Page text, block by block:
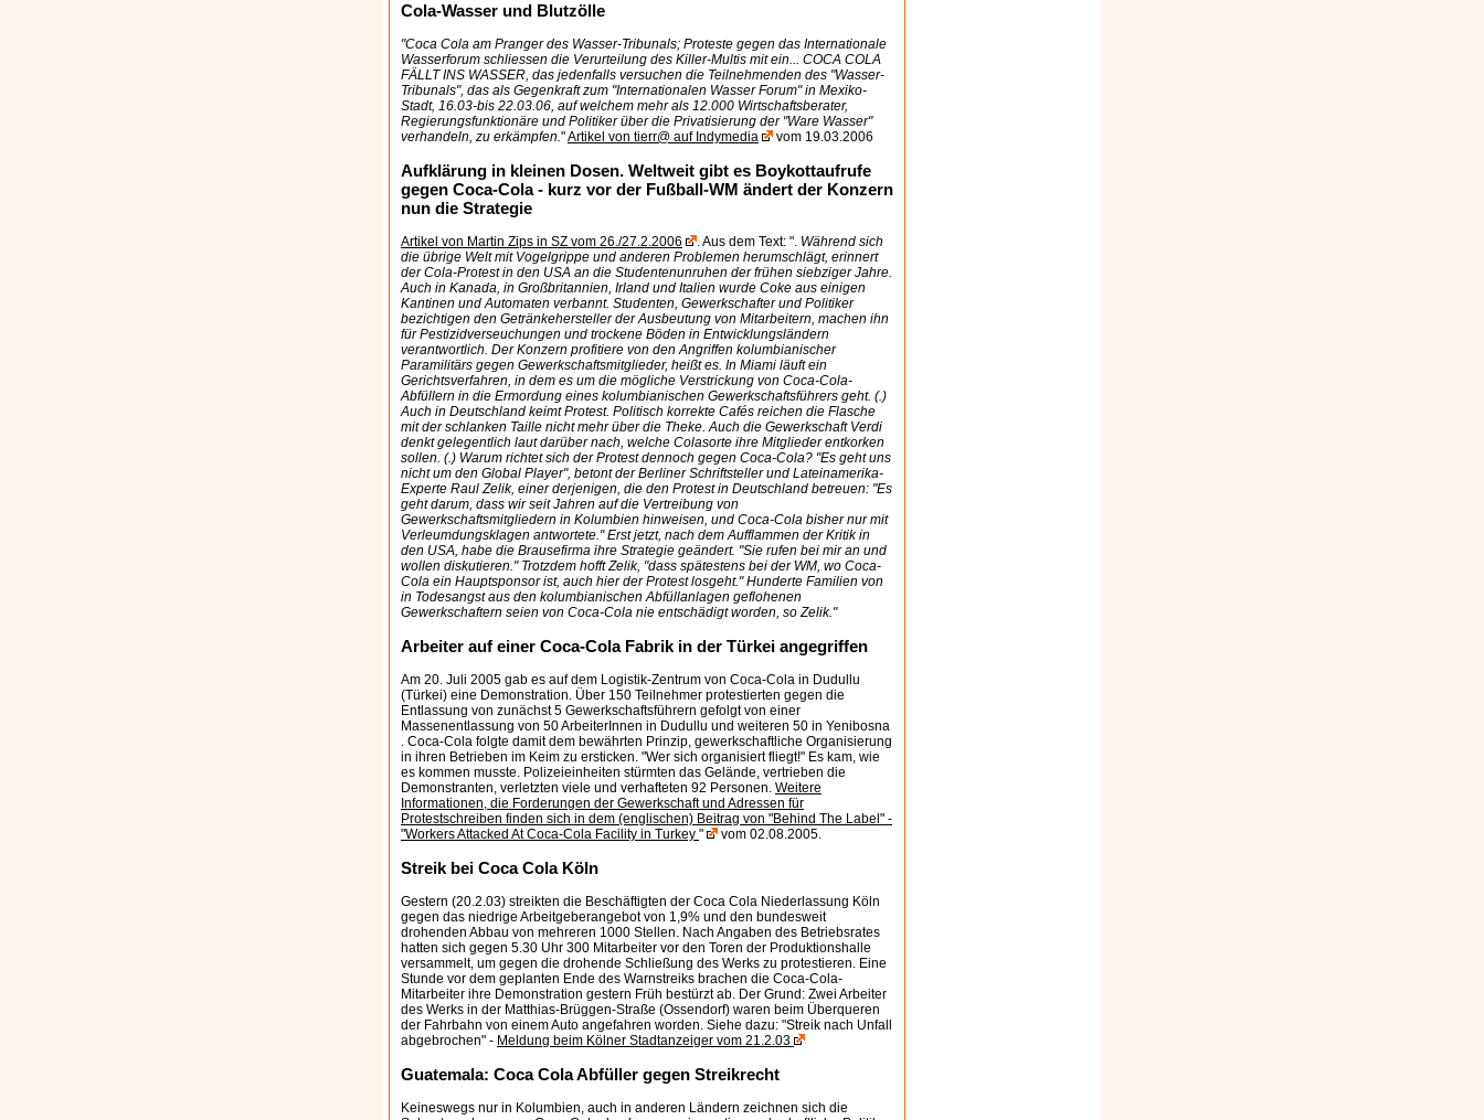
Cola-Wasser und Blutzölle
"Coca Cola am Pranger des Wasser-Tribunals; Proteste gegen das Internationale
Wasserforum schliessen die Verurteilung des Killer-Multis mit ein... COCA COLA
FÄLLT INS WASSER, das jedenfalls versuchen die Teilnehmenden des "Wasser-
Tribunals", das als Gegenkraft zum "Internationalen Wasser Forum" in Mexiko-
Stadt, 16.03-bis 22.03.06, auf welchem mehr als 12.000 Wirtschaftsberater,
Regierungsfunktionäre und Politiker über die Privatisierung der "Ware Wasser"
verhandeln, zu erkämpfen."Artikel von tierr@ auf Indymedia vom 19.03.2006
Aufklärung in kleinen Dosen. Weltweit gibt es Boykottaufrufe
gegen Coca-Cola - kurz vor der Fußball-WM ändert der Konzern
nun die Strategie
Artikel von Martin Zips in SZ vom 26./27.2.2006 . Aus dem Text: ". Während sich
die übrige Welt mit Vogelgrippe und anderen Problemen herumschlägt, erinnert
der Cola-Protest in den USA an die Studentenunruhen der frühen siebziger Jahre.
Auch in Kanada, in Großbritannien, Irland und Italien wurde Coke aus einigen
Kantinen und Automaten verbannt. Studenten, Gewerkschafter und Politiker
bezichtigen den Getränkehersteller der Ausbeutung von Mitarbeitern, machen ihn
für Pestizidverseuchungen und trockene Böden in Entwicklungsländern
verantwortlich. Der Konzern profitiere von den Angriffen kolumbianischer
Paramilitärs gegen Gewerkschaftsmitglieder, heißt es. In Miami läuft ein
Gerichtsverfahren, in dem es um die mögliche Verstrickung von Coca-Cola-
Abfüllern in die Ermordung eines kolumbianischen Gewerkschaftsführers geht. (.)
Auch in Deutschland keimt Protest. Politisch korrekte Cafés reichen die Flasche
mit der schlanken Taille nicht mehr über die Theke. Auch die Gewerkschaft Verdi
denkt gelegentlich laut darüber nach, welche Colasorte ihre Mitglieder entkorken
sollen. (.) Warum richtet sich der Protest dennoch gegen Coca-Cola? "Es geht uns
nicht um den Global Player", betont der Berliner Schriftsteller und Lateinamerika-
Experte Raul Zelik, einer derjenigen, die den Protest in Deutschland betreuen: "Es
geht darum, dass wir seit Jahren auf die Vertreibung von
Gewerkschaftsmitgliedern in Kolumbien hinweisen, und Coca-Cola bisher nur mit
Verleumdungsklagen antwortete." Erst jetzt, nach dem Aufflammen der Kritik in
den USA, habe die Brausefirma ihre Strategie geändert. "Sie rufen bei mir an und
wollen diskutieren." Trotzdem hofft Zelik, "dass spätestens bei der WM, wo Coca-
Cola ein Hauptsponsor ist, auch hier der Protest losgeht." Hunderte Familien von
in Todesangst aus den kolumbianischen Abfüllanlagen geflohenen
Gewerkschaftern seien von Coca-Cola nie entschädigt worden, so Zelik."
Arbeiter auf einer Coca-Cola Fabrik in der Türkei angegriffen
Am 20. Juli 2005 gab es auf dem Logistik-Zentrum von Coca-Cola in Dudullu
(Türkei) eine Demonstration. Über 150 Teilnehmer protestierten gegen die
Entlassung von zunächst 5 Gewerkschaftsführern gefolgt von einer
Massenentlassung von 50 ArbeiterInnen in Dudullu und weiteren 50 in Yenibosna
. Coca-Cola folgte damit dem bewährten Prinzip, gewerkschaftliche Organisierung
in ihren Betrieben im Keim zu ersticken. "Wer sich organisiert fliegt!" Es kam, wie
es kommen musste. Polizeieinheiten stürmten das Gelände, vertrieben die
Demonstranten, verletzten viele und verhafteten 92 Personen. Weitere
Informationen, die Forderungen der Gewerkschaft und Adressen für
Protestschreiben finden sich in dem (englischen) Beitrag von "Behind The Label" -
"Workers Attacked At Coca-Cola Facility in Turkey " vom 02.08.2005.
Streik bei Coca Cola Köln
Gestern (20.2.03) streikten die Beschäftigten der Coca Cola Niederlassung Köln
gegen das niedrige Arbeitgeberangebot von 1,9% und den bundesweit
drohenden Abbau von mehreren 1000 Stellen. Nach Angaben des Betriebsrates
hatten sich gegen 5.30 Uhr 300 Mitarbeiter vor den Toren der Produktionshalle
versammelt, um gegen die drohende Schließung des Werks zu protestieren. Eine
Stunde vor dem geplanten Ende des Warnstreiks brachen die Coca-Cola-
Mitarbeiter ihre Demonstration gestern Früh bestürzt ab. Der Grund: Zwei Arbeiter
des Werks in der Matthias-Brüggen-Straße (Ossendorf) waren beim Überqueren
der Fahrbahn von einem Auto angefahren worden. Siehe dazu: "Streik nach Unfall
abgebrochen" - Meldung beim Kölner Stadtanzeiger vom 21.2.03
Guatemala: Coca Cola Abfüller gegen Streikrecht
Keineswegs nur in Kolumbien, auch in anderen Ländern zeichnen sich die